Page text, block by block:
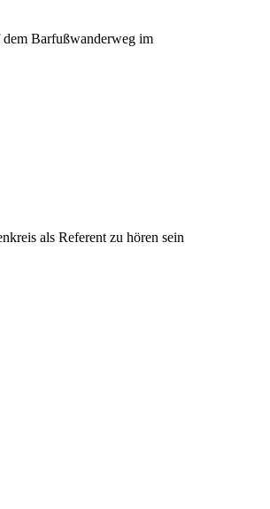
Barfußwanderweg im
als Referent zu hören sein